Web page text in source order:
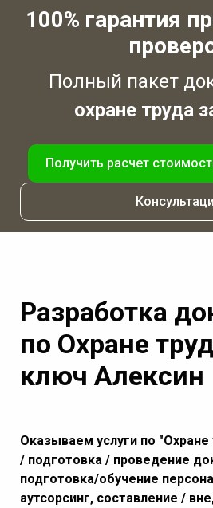
100% гарантия
Полный пакет
охране труда
Получить расчет
Разработка
по Охране
ключ Алексин
Оказываем услуги по "Охране
/ подготовка / проведение
подготовка/обучение
аутсорсинг, составление /